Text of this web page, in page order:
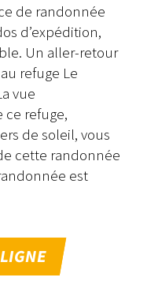
de randonnée
d’expédition,
Un aller-retour
refuge Le
vue
refuge,
de soleil, vous
cette randonnée
est